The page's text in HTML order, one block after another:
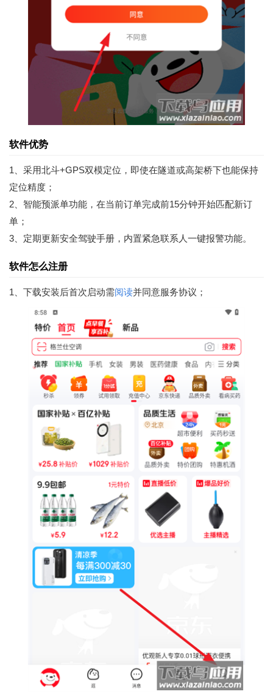
软件优势
1、采用北斗+GPS双模定位，即使在隧道或高架桥下也能保持
定位精度；
2、智能预派单功能，在当前订单完成前15分钟开始匹配新订
单；
3、定期更新安全驾驶手册，内置紧急联系人一键报警功能。
软件怎么注册
1、下载安装后首次启动需阅读并同意服务协议；